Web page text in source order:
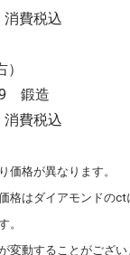
費税込
鍛造
費税込
価格が異なります。
格はダイアモンドのct
。
変動することがござい